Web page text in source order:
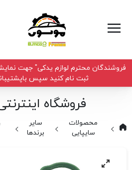
فروشندگان محترم لوازم یدکی" جهت
ثبت نام کنید سپس
فروشگاه
محصولات
سایپایی
سایر
برندها